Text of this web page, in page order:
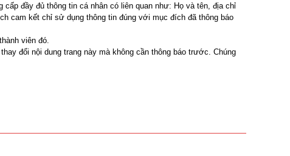
đầy đủ thông tin cá nhân có liên quan như: Họ và tên, địa chỉ
cam kết chỉ sử dụng thông tin đúng với mục đích đã thông báo
viên đó.
đổi nội dung trang này mà không cần thông báo trước. Chúng